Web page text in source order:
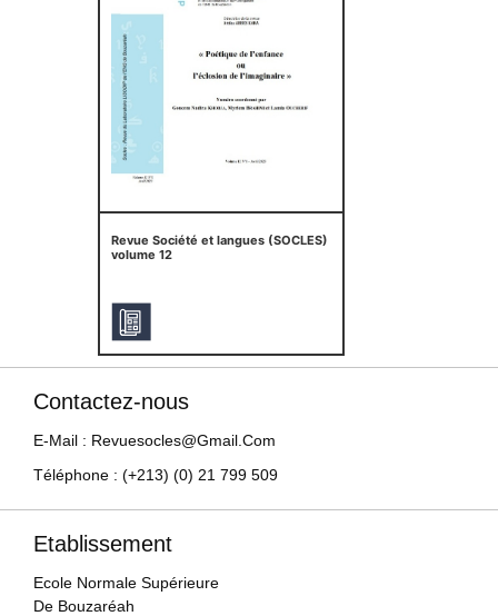
Revue Société et langues (SOCLES)
volume 12
Contactez-nous
E-Mail : Revuesocles@gmail.com
Téléphone : (+213) (0) 21 799 509
Etablissement
Ecole Normale Supérieure
De Bouzaréah